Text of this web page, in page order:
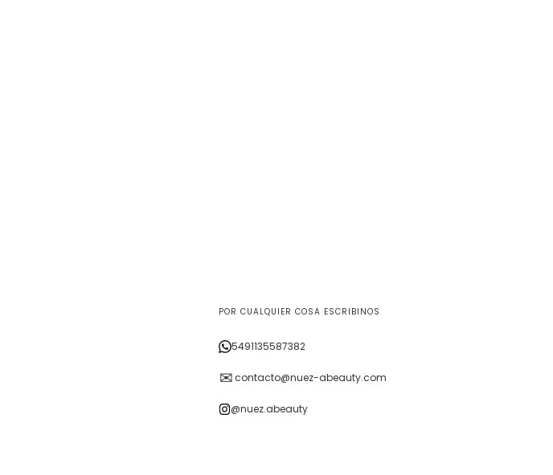
POR CUALQUIER COSA ESCRIBINOS
5491135587382
✉ contacto@nuez-abeauty.com
@nuez.abeauty